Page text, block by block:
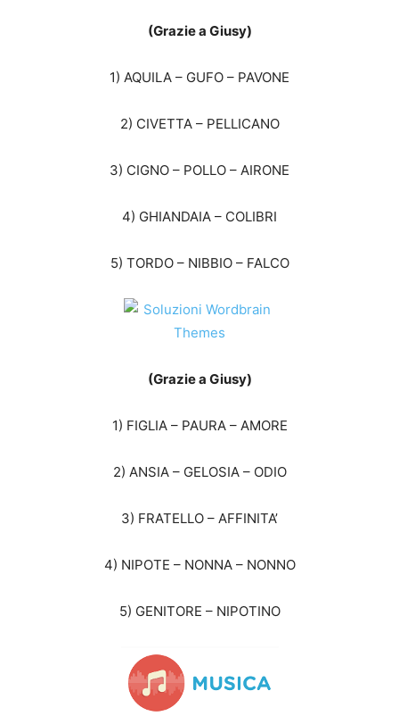
(Grazie a Giusy)
1) AQUILA – GUFO – PAVONE
2) CIVETTA – PELLICANO
3) CIGNO – POLLO – AIRONE
4) GHIANDAIA – COLIBRI
5) TORDO – NIBBIO – FALCO
(Grazie a Giusy)
1) FIGLIA – PAURA – AMORE
2) ANSIA – GELOSIA – ODIO
3) FRATELLO – AFFINITA’
4) NIPOTE – NONNA – NONNO
5) GENITORE – NIPOTINO